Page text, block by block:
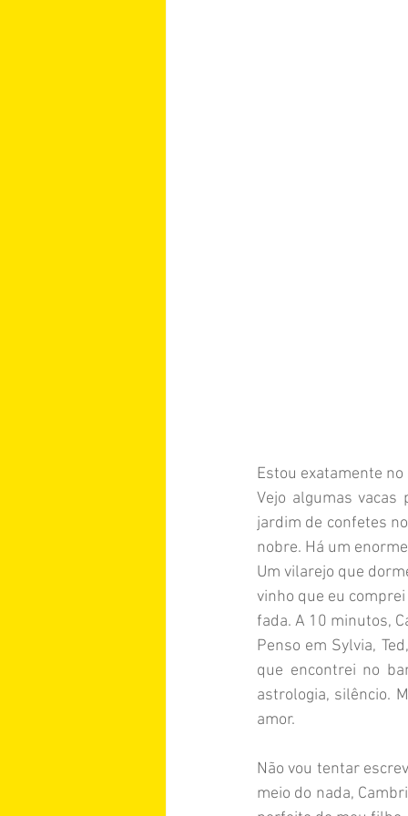
Estou exatamente no
Vejo algumas
jardim de confetes
nobre. Há um
Um vilarejo que
vinho que eu
fada. A 10 minutos,
Penso em Sylvia,
que encontrei no
astrologia, silêncio.
amor.
Não vou tentar
meio do nada,